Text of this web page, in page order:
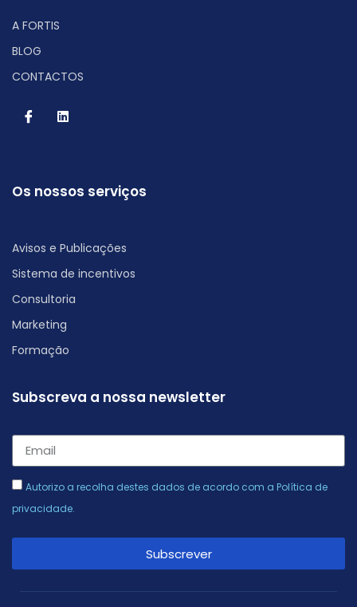
A FORTIS
BLOG
CONTACTOS
Os nossos serviços
Avisos e Publicações
Sistema de incentivos
Consultoria
Marketing
Formação
Subscreva a nossa newsletter
Autorizo a recolha destes dados de acordo com a Política de
privacidade.
Subscrever